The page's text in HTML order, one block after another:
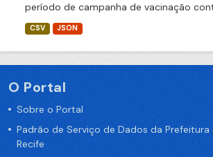
período de campanha de vacinação
CSV JSON
O Portal
Sobre o Portal
Padrão de Serviço de Dados da Prefeitura
Recife